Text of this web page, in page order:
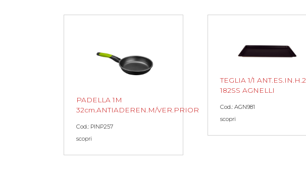
PADELLA 1M
32cm.ANTIADEREN.M/VER.PRIOR
Cod.: PINP257
scopri
TEGLIA 1/1 ANT.ES.IN.H.2
182SS AGNELLI
Cod.: AGN981
scopri